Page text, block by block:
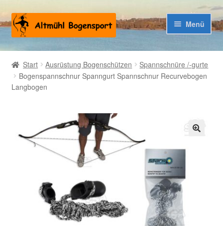
Zur
Navigation
springen
Zum
Inhalt
springen
Menü
Warenkorb
Kasse
Start Ausrüstung Bogenschützen
Spannschnüre /-gurte
Bogenspannschnur Spanngurt Spannschnur Recurvebogen
Langbogen